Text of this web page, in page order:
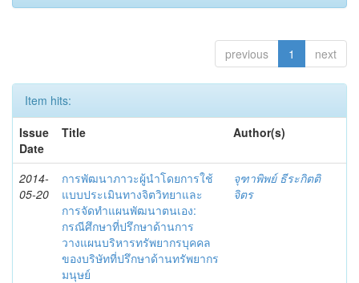
previous 1 next
Item hits:
Issue
Date
Title Author(s)
2014-
05-20
การพัฒนาภาวะผู้นำโดยการใช้
แบบประเมินทางจิตวิทยาและ
การจัดทำแผนพัฒนาตนเอง:
กรณีศึกษาที่ปรึกษาด้านการ
วางแผนบริหารทรัพยากรบุคคล
ของบริษัทที่ปรึกษาด้านทรัพยากร
มนุษย์
จุฑาพิพย์ ธีระกิตติ
จิตร